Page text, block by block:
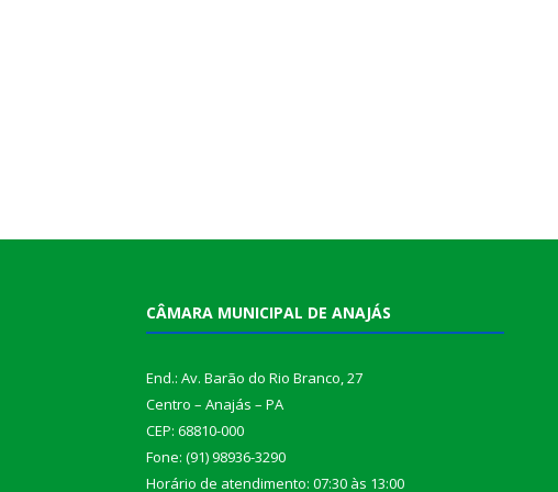
CÂMARA MUNICIPAL DE ANAJÁS
End.: Av. Barão do Rio Branco, 27
Centro – Anajás – PA
CEP: 68810-000
Fone: (91) 98936-3290
Horário de atendimento: 07:30 às 13:00